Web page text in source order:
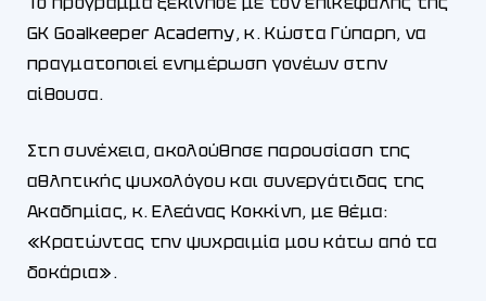
GK Goalkeeper Academy, κ. Κώστα Γύπαρη, να
πραγματοποιεί ενημέρωση γονέων στην
αίθουσα.
Στη συνέχεια, ακολούθησε παρουσίαση της
αθλητικής ψυχολόγου και συνεργάτιδας της
Ακαδημίας, κ. Ελεάνας Κοκκίνη, με θέμα:
«Κρατώντας την ψυχραιμία μου κάτω από τα
δοκάρια».